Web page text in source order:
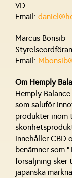
VD
Email:
Marcus Bonsib
Email:
Om Hemply
Hemply
som saluför
produkter
innehåller CBD
benämner som
försäljning sker
japanska